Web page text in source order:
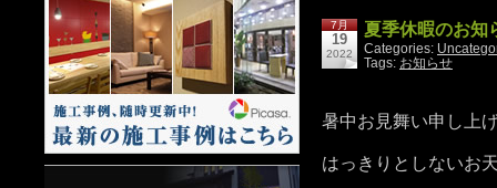
7月
19
2022
夏季休暇のお知
Categories:
Tags: お知らせ
暑中お見舞い申し上
はっきりとしないお